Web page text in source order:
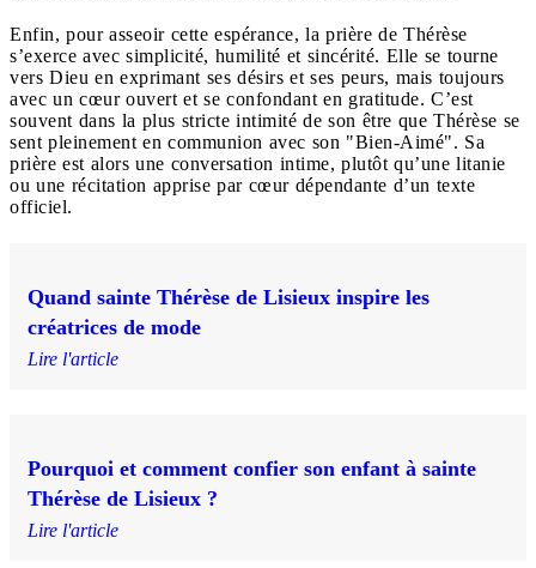
Enfin, pour asseoir cette espérance, la prière de Thérèse
s’exerce avec simplicité, humilité et sincérité. Elle se tourne
vers Dieu en exprimant ses désirs et ses peurs, mais toujours
avec un cœur ouvert et se confondant en gratitude. C’est
souvent dans la plus stricte intimité de son être que Thérèse se
sent pleinement en communion avec son "Bien-Aimé". Sa
prière est alors une conversation intime, plutôt qu’une litanie
ou une récitation apprise par cœur dépendante d’un texte
officiel.
Quand sainte Thérèse de Lisieux inspire les
créatrices de mode
Lire l'article
Pourquoi et comment confier son enfant à sainte
Thérèse de Lisieux ?
Lire l'article